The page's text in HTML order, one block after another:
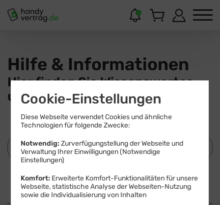
Hilfe & Informationen
Hier finden Sie Wissenswertes
und Hilfestellungen.
Suchen
Cookie-Einstellungen
Diese Webseite verwendet Cookies und ähnliche
Technologien für folgende Zwecke:
Notwendig: Zurverfügungstellung der Webseite und
Verwaltung Ihrer Einwilligungen (Notwendige
Einstellungen)
Komfort: Erweiterte Komfort-Funktionalitäten für unsere
Webseite, statistische Analyse der Webseiten-Nutzung
sowie die Individualisierung von Inhalten